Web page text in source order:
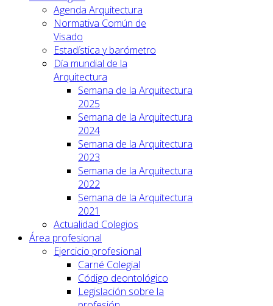
Agenda Arquitectura
Normativa Común de
Visado
Estadística y barómetro
Día mundial de la
Arquitectura
Semana de la Arquitectura
2025
Semana de la Arquitectura
2024
Semana de la Arquitectura
2023
Semana de la Arquitectura
2022
Semana de la Arquitectura
2021
Actualidad Colegios
Área profesional
Ejercicio profesional
Carné Colegial
Código deontológico
Legislación sobre la